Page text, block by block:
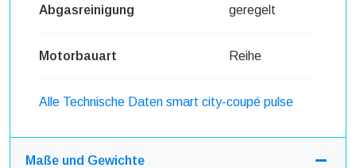
Abgasreinigung geregelt
Motorbauart Reihe
Alle Technische Daten smart city-coupé pulse
Maße und Gewichte